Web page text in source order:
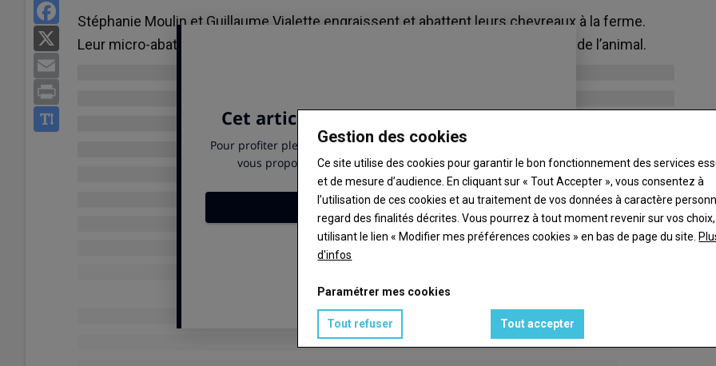
Stéphanie Moulin et Guillaume Vialette engraissent et abattent leurs chevreaux à la ferme.
Leur micro-abattoir fermier leur permet de maîtriser l’ensemble du cycle de vie de l’animal.
Gestion des cookies
Ce site utilise des cookies pour garantir le bon fonctionnement des services
et de mesure d’audience. En cliquant sur « Tout Accepter », vous consentez à
l’utilisation de ces cookies et au traitement de vos données à caractère
regard des finalités décrites. Vous pourrez à tout moment revenir sur vos
utilisant le lien « Modifier mes préférences cookies » en bas de page du site.
d'infos
Paramétrer mes cookies
Tout refuser Tout accepter